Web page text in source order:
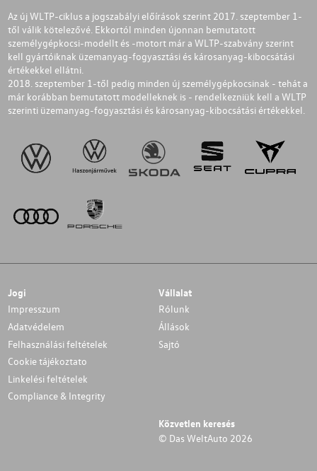
Az új WLTP-ciklus a jogszabályi előírások szerint 2017. szeptember 1-
től válik kötelezővé. Ekkortól minden újonnan bemutatott
személygépkocsi-modellt és -motort már a WLTP-szabvány szerint
kell gyártóiknak üzemanyag-fogyasztási és károsanyag-kibocsátási
értékekkel ellátni.
2018. szeptember 1-től pedig minden új személygépkocsinak - tehát a
már korábban bemutatott modelleknek is - rendelkezniük kell a WLTP
szerinti üzemanyag-fogyasztási és károsanyag-kibocsátási értékekkel.
Jogi
Impresszum
Adatvédelem
Felhasználási feltételek
Cookie tájékoztato
Linkelési feltételek
Compliance & Integrity
Vállalat
Rólunk
Állások
Sajtó
Közvetlen keresés
© Das WeltAuto 2026